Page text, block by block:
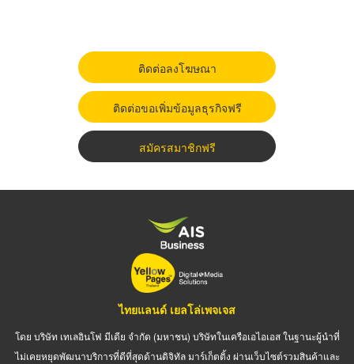
ติดต่อลงโฆษณา
ติดต่อขอเพิ่มข้อมูลธุรกิจฟรี
สมัครสมาชิกฟรี
ไทยแลนด์ เยลโล่เพจเจส
โดย บริษัท เทเลอินโฟ มีเดีย จำกัด (มหาชน) บริษัทในเครือเอไอเอส ในฐานะผู้นำที่
ไม่เคยหยุดพัฒนาบริการที่ดีที่สุดด้านดิจิทัล มาร์เก็ตติ้ง ผ่านเว็บไซต์รวมสินค้าและ